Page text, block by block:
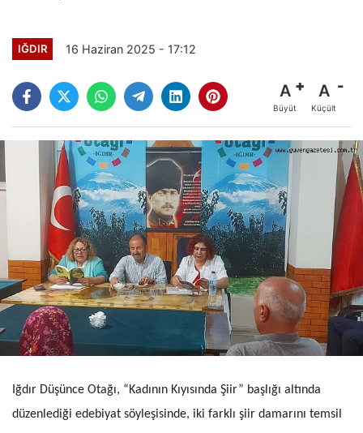
IĞDIR 16 Haziran 2025 - 17:12
A
Büyüt
A
Küçült
Iğdır Düşünce Otağı, “Kadının Kıyısında Şiir” başlığı altında
düzenlediği edebiyat söyleşisinde, iki farklı şiir damarını temsil